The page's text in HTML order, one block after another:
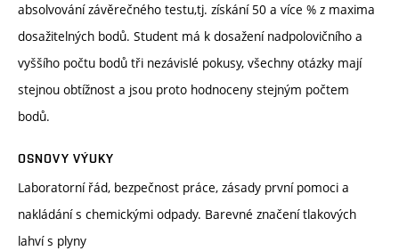
absolvování závěrečného testu,tj. získání 50 a více % z maxima
dosažitelných bodů. Student má k dosažení nadpolovičního a
vyššího počtu bodů tři nezávislé pokusy, všechny otázky mají
stejnou obtížnost a jsou proto hodnoceny stejným počtem
bodů.
OSNOVY VÝUKY
Laboratorní řád, bezpečnost práce, zásady první pomoci a
nakládání s chemickými odpady. Barevné značení tlakových
lahví s plyny